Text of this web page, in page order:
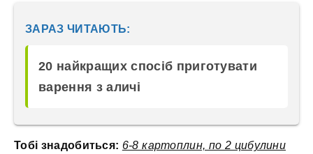
ЗАРАЗ ЧИТАЮТЬ:
20 найкращих спосіб приготувати
варення з аличі
Тобі знадобиться: 6-8 картоплин, по 2 цибулини